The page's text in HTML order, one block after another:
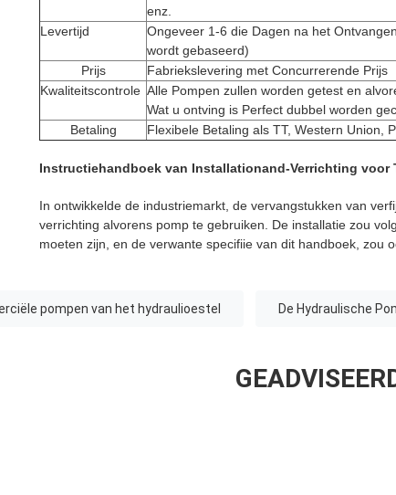
enz.
Levertijd
Ongeveer 1-6 die Dagen na het
wordt gebaseerd)
Prijs
Fabriekslevering met Concurrerende Prijs
Kwaliteitscontrole Alle Pompen zullen worden getest en
Wat u ontving is Perfect dubbel worden
Betaling
Flexibele Betaling als TT, Western Union,
Instructiehandboek van Installationand-Verrichting voor
In ontwikkelde de industriemarkt, de vervangstukken van
verrichting alvorens pomp te gebruiken. De installatie zou
moeten zijn, en de verwante specifiie van dit handboek, zou
pompen van het hydraulioestel De Hydraulische